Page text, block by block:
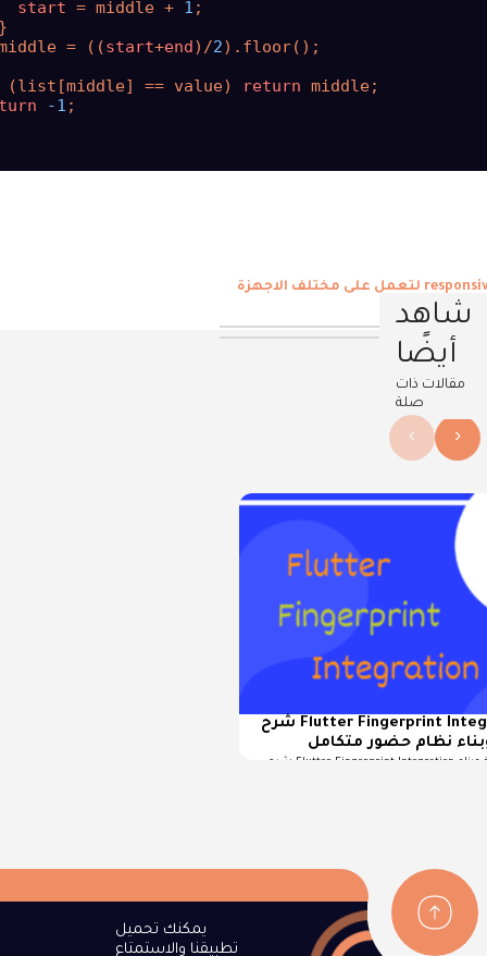
start = middle + 1 ;
=
((start+end) /2) .floor() ;
(list[middle] == value) return middle;
-1 ;
شاهد
أيضًا
مقالات ذات
صلة
‹
›
شرح Flutter Fingerprint Integration لربط أجهزة
نظام حضور متكامل
شرح Flutter Fingerprint Integration لربط أجهزة البصمة الخارجية وبناء
يمكنك تحميل
تطبيقنا والاستمتاع